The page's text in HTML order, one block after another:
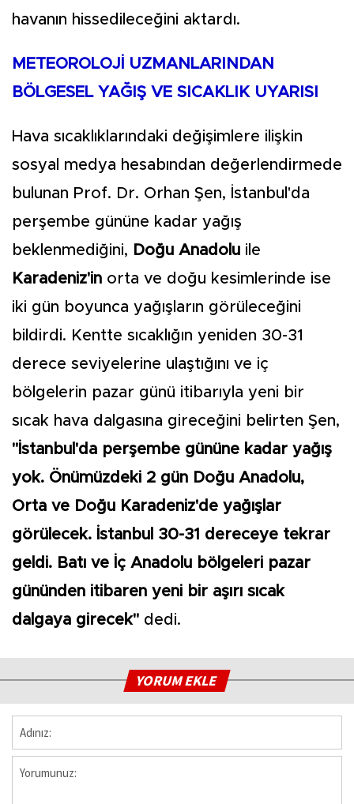
havanın hissedileceğini aktardı.
METEOROLOJİ UZMANLARINDAN
BÖLGESEL YAĞIŞ VE SICAKLIK UYARISI
Hava sıcaklıklarındaki değişimlere ilişkin
sosyal medya hesabından değerlendirmede
bulunan Prof. Dr. Orhan Şen, İstanbul'da
perşembe gününe kadar yağış
beklenmediğini, Doğu Anadolu ile
Karadeniz'in orta ve doğu kesimlerinde ise
iki gün boyunca yağışların görüleceğini
bildirdi. Kentte sıcaklığın yeniden 30-31
derece seviyelerine ulaştığını ve iç
bölgelerin pazar günü itibarıyla yeni bir
sıcak hava dalgasına gireceğini belirten Şen,
"İstanbul'da perşembe gününe kadar yağış
yok. Önümüzdeki 2 gün Doğu Anadolu,
Orta ve Doğu Karadeniz'de yağışlar
görülecek. İstanbul 30-31 dereceye tekrar
geldi. Batı ve İç Anadolu bölgeleri pazar
gününden itibaren yeni bir aşırı sıcak
dalgaya girecek" dedi.
YORUM EKLE